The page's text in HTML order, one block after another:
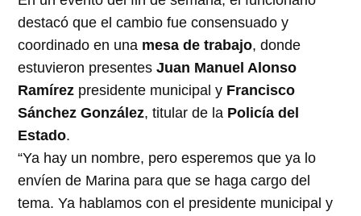
destacó que el cambio fue consensuado y
coordinado en una mesa de trabajo, donde
estuvieron presentesJuan Manuel Alonso
Ramírez presidente municipal y Francisco
Sánchez González, titular de la Policía del
Estado.
“Ya hay un nombre, pero esperemos que ya lo
envíen de Marina para que se haga cargo del
tema. Ya hablamos con el presidente municipal y